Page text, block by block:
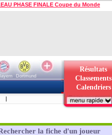
PHASE FINALE Coupe du Monde
Dortmund
Résultats
Classements
Calendriers
|